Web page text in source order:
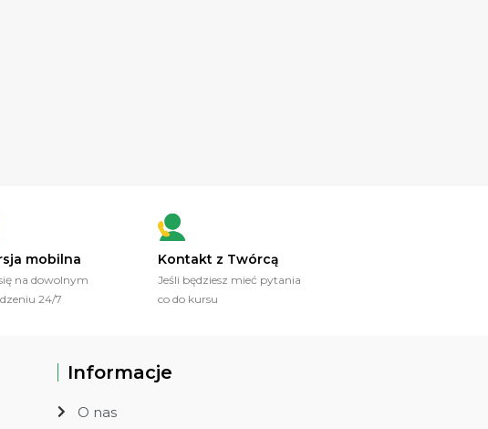
mobilna
na dowolnym
24/7
Kontakt z Twórcą
Jeśli będziesz mieć pytania
co do kursu
Informacje
O nas